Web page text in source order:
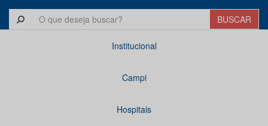
Institucional
Campi
Hospitais